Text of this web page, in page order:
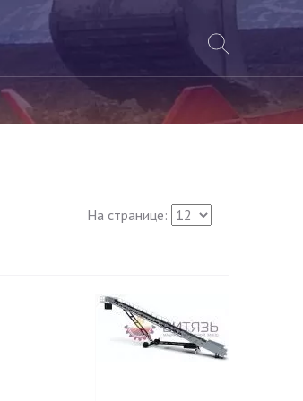
На странице: